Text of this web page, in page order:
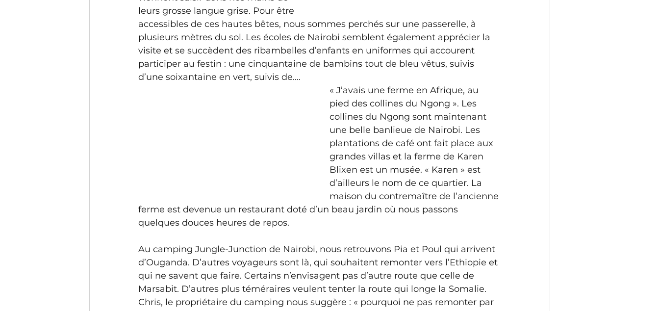
leurs grosse langue grise. Pour être
accessibles de ces hautes bêtes, nous sommes perchés sur une passerelle, à
plusieurs mètres du sol. Les écoles de Nairobi semblent également apprécier la
visite et se succèdent des ribambelles d’enfants en uniformes qui accourent
participer au festin : une cinquantaine de bambins tout de bleu vêtus, suivis
d’une soixantaine en vert, suivis de….
« J’avais une ferme en Afrique, au
pied des collines du Ngong ». Les
collines du Ngong sont maintenant
une belle banlieue de Nairobi. Les
plantations de café ont fait place aux
grandes villas et la ferme de Karen
Blixen est un musée. « Karen » est
d’ailleurs le nom de ce quartier. La
maison du contremaître de l’ancienne
ferme est devenue un restaurant doté d’un beau jardin où nous passons
quelques douces heures de repos.
Au camping Jungle-Junction de Nairobi, nous retrouvons Pia et Poul qui arrivent
d’Ouganda. D’autres voyageurs sont là, qui souhaitent remonter vers l’Ethiopie et
qui ne savent que faire. Certains n’envisagent pas d’autre route que celle de
Marsabit. D’autres plus téméraires veulent tenter la route qui longe la Somalie.
Chris, le propriétaire du camping nous suggère : « pourquoi ne pas remonter par